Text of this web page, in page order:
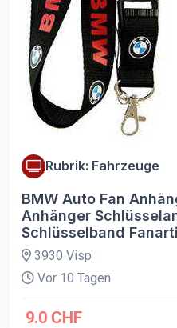
Rubrik: Fahrzeuge
BMW Auto Fan
Anhänger
Schlüsselband
3930 Visp
Vor 10 Tagen
9.0 CHF